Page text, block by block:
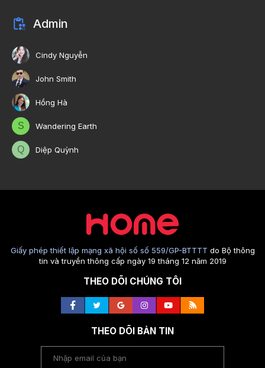
Admin
Cindy Nguyễn
John Smith
Hồng Hà
S Wandering Earth
Q Diệp Quỳnh
Giấy phép thiết lập mạng xã hội số số 559/GP-BTTTT do Bộ thông
tin và truyền thông cấp ngày 19 tháng 12 năm 2019
THEO DÕI CHÚNG TÔI
THEO DÕI BẢN TIN